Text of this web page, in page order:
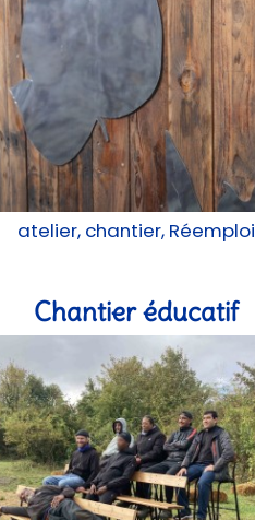
atelier, chantier, Réemploi
Chantier éducatif